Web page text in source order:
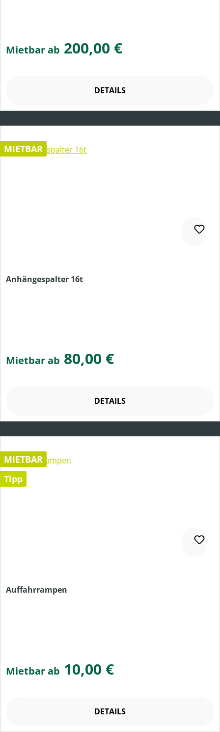
Mietbar ab 200,00 €
DETAILS
MIETBAR
Anhängespalter 16t
Mietbar ab 80,00 €
DETAILS
MIETBAR
Tipp
Auffahrrampen
Mietbar ab 10,00 €
DETAILS